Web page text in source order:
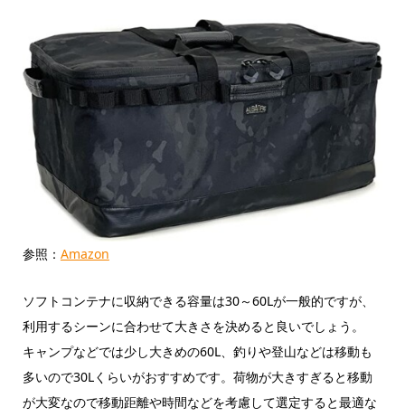
参照： Amazon
ソフトコンテナに収納できる容量は30～60Lが一般的ですが、
利用するシーンに合わせて大きさを決めると良いでしょう。
キャンプなどでは少し大きめの60L、釣りや登山などは移動も
多いので30Lくらいがおすすめです。荷物が大きすぎると移動
が大変なので移動距離や時間などを考慮して選定すると最適な